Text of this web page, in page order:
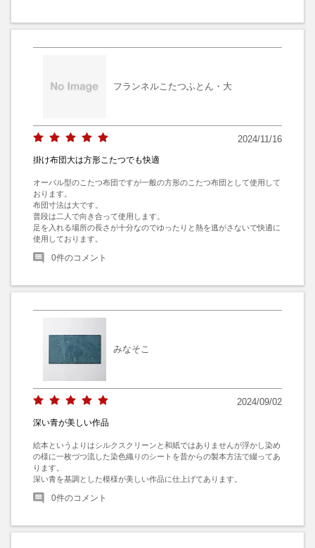
フランネルこたつふとん・大
2024/11/16
掛け布団大は方形こたつでも快適
オーバル型のこたつ布団ですが一般の方形のこたつ布団として使用して
おります。
布団寸法は大です。
普段は二人で向き合って使用します。
足を入れる場所の長さが十分なのでゆったりと熱を逃がさないで快適に
使用しております。
0件のコメント
みなそこ
2024/09/02
深い青が美しい作品
絵本というよりはシルクスクリーンと和紙ではありませんが浮かし染め
の様に一枚づつ流した染色織りのシートを昔からの製本方法で綴ってあ
ります。
深い青を基調とした模様が美しい作品に仕上げてあります。
0件のコメント